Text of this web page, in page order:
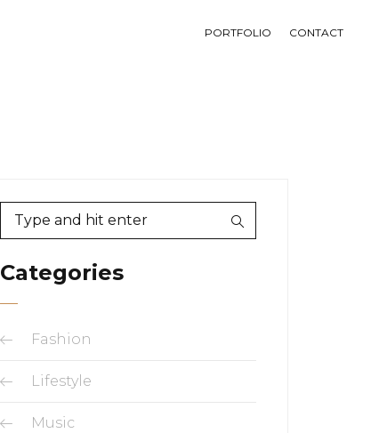
PORTFOLIO CONTACT
Categories
Fashion
Lifestyle
Music